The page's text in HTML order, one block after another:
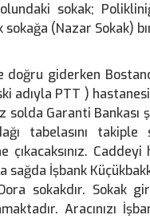
sokak;
sokağa (Nazar Sokak)
doğru giderken
PTT )
Garanti Bankası
tabelasını takiple
çıkacaksınız.
sağda İşbank
sokakdır. Sokak
Aracınızı